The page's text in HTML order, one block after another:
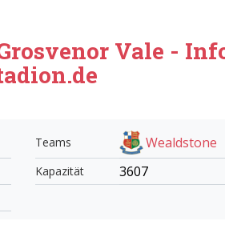
Vale -
Teams Wealdstone
Kapazität 3607